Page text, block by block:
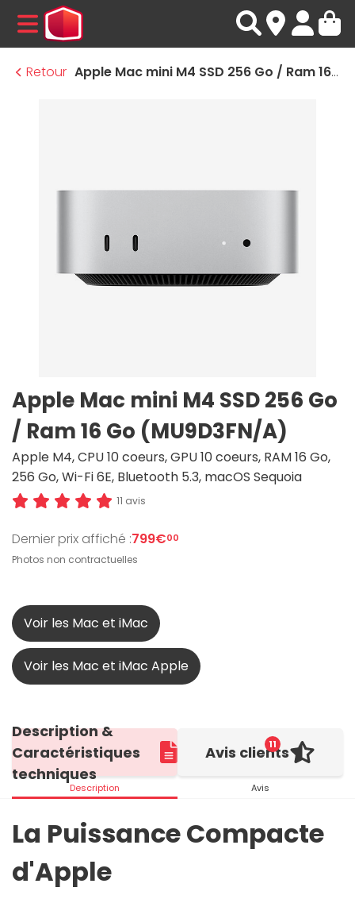
MENU
Retour
Apple Mac mini M4 SSD 256 Go / Ram 16 Go (MU9D3FN/A)
Apple Mac mini M4 SSD 256 Go
/ Ram 16 Go (MU9D3FN/A)
Apple M4, CPU 10 coeurs, GPU 10 coeurs, RAM 16 Go,
256 Go, Wi-Fi 6E, Bluetooth 5.3, macOS Sequoia
11 avis
Dernier prix affiché :799€00
Photos non contractuelles
Voir les Mac et iMac
Voir les Mac et iMac Apple
Description &
Caractéristiques
techniques
Description
11
Avis clients
Avis
La Puissance Compacte
d'Apple